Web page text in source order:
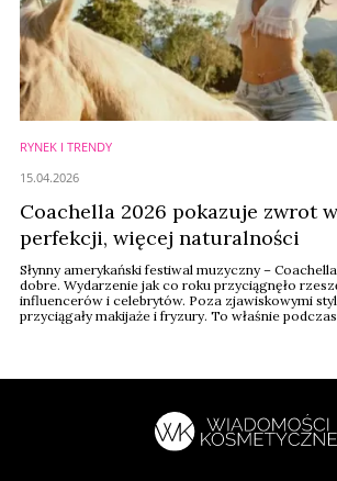
RYNEK I TRENDY
Coachella 2026 pokazuje zwrot
perfekcji, więcej naturalności
Słynny amerykański festiwal muzyczny –
dobre. Wydarzenie jak co roku przyciągnęło
influencerów i celebrytów. Poza zjawiskowymi
przyciągały makijaże i fryzury. To właśnie
15.04.2026